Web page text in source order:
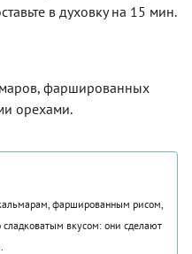
в духовку на 15 мин.
фаршированных
орехами.
фаршированным рисом,
вкусом: они сделают